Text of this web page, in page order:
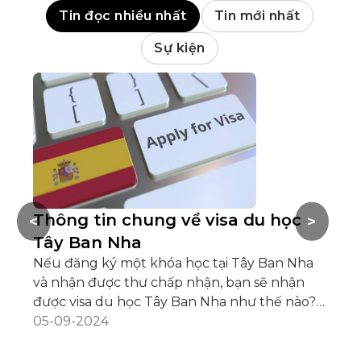
Tin đọc nhiều nhất Tin mới nhất
Sự kiện
Thông tin chung về visa du học
Tây Ban Nha
Nếu đăng ký một khóa học tại Tây Ban Nha
và nhận được thư chấp nhận, bạn sẽ nhận
được visa du học Tây Ban Nha như thế nào?
Câu trả lời tùy thuộc vào việc bạn đến từ
05-09-2024
>
<